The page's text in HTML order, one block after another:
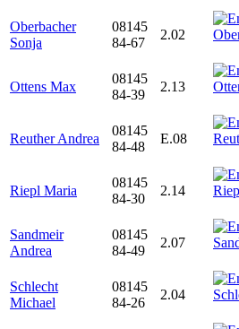
Oberbacher
Sonja
08145
84-67
2.02
Ottens Max
08145
84-39
2.13
Reuther Andrea
08145
84-48
E.08
Riepl Maria
08145
84-30
2.14
Sandmeir
Andrea
08145
84-49
2.07
Schlecht
Michael
08145
84-26
2.04